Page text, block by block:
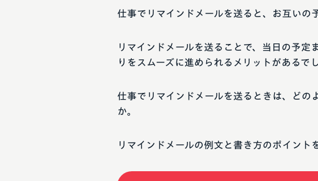
リマインドメールの例文と書き方のポイント
仕事でリマインドメールを送るときは、どの
か。
リマインドメールを送ることで、当日の予
りをスムーズに進められるメリットがあるでし
仕事でリマインドメールを送ると、お互いの